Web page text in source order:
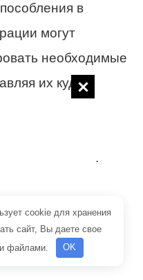
в
могут
необходимые
их куда
имеется
от
к каналам.
типов
cookie для хранения
сайт, Вы даете свое
файлами.
OK